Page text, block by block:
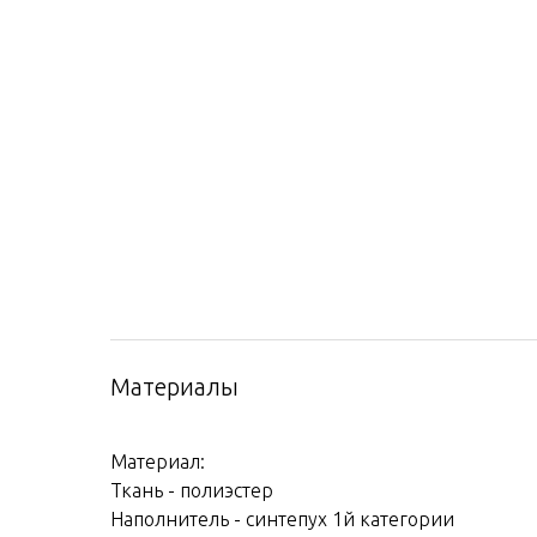
Материалы
Материал:
Ткань - полиэстер
Наполнитель - синтепух 1й категории